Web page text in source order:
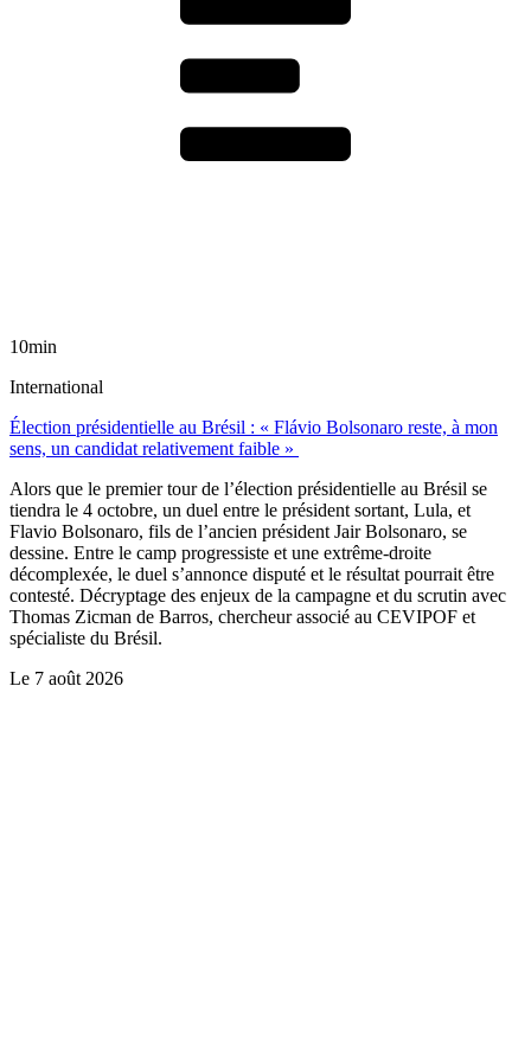
10min
International
Élection présidentielle au Brésil : « Flávio Bolsonaro reste, à mon
sens, un candidat relativement faible »
Alors que le premier tour de l’élection présidentielle au Brésil se
tiendra le 4 octobre, un duel entre le président sortant, Lula, et
Flavio Bolsonaro, fils de l’ancien président Jair Bolsonaro, se
dessine. Entre le camp progressiste et une extrême-droite
décomplexée, le duel s’annonce disputé et le résultat pourrait être
contesté. Décryptage des enjeux de la campagne et du scrutin avec
Thomas Zicman de Barros, chercheur associé au CEVIPOF et
spécialiste du Brésil.
Le 7 août 2026